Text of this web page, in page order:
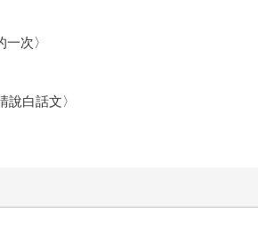
次〉
白話文〉